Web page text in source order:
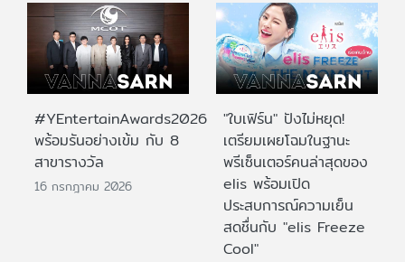
#YEntertainAwards2026
พร้อมรันอย่างเข้ม กับ 8
สาขารางวัล
16 กรกฎาคม 2026
"ใบเฟิร์น" ปังไม่หยุด!
เตรียมเผยโฉมในฐานะ
พรีเซ็นเตอร์คนล่าสุดของ
elis พร้อมเปิด
ประสบการณ์ความเย็น
สดชื่นกับ "elis Freeze
Cool"